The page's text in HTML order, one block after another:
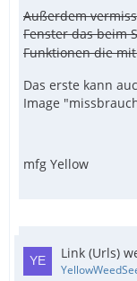
Außerdem
Fenster das beim
Funktionen die
Das erste kann
Image
mfg Yellow
Link (Urls)